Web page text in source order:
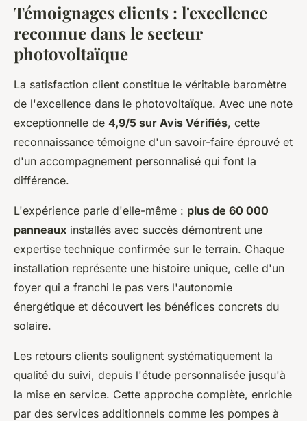
Témoignages clients : l'excellence
reconnue dans le secteur
photovoltaïque
La satisfaction client constitue le véritable baromètre
de l'excellence dans le photovoltaïque. Avec une note
exceptionnelle de 4,9/5 sur Avis Vérifiés, cette
reconnaissance témoigne d'un savoir-faire éprouvé et
d'un accompagnement personnalisé qui font la
différence.
L'expérience parle d'elle-même : plus de 60 000
panneaux installés avec succès démontrent une
expertise technique confirmée sur le terrain. Chaque
installation représente une histoire unique, celle d'un
foyer qui a franchi le pas vers l'autonomie
énergétique et découvert les bénéfices concrets du
solaire.
Les retours clients soulignent systématiquement la
qualité du suivi, depuis l'étude personnalisée jusqu'à
la mise en service. Cette approche complète, enrichie
par des services additionnels comme les pompes à